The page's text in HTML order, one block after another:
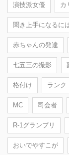
演技派女優 カ
聞き上手になるに
赤ちゃんの発達
七五三の撮影
格付け ランク
MC 司会者
R-1グランプリ
おいでやすこが